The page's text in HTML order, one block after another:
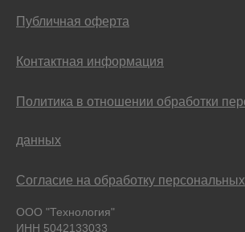
Публичная оферта
Контактная информация
Политика в отношении обработки
данных
Согласие на обработку
ООО "Технология"
ИНН 5042133033